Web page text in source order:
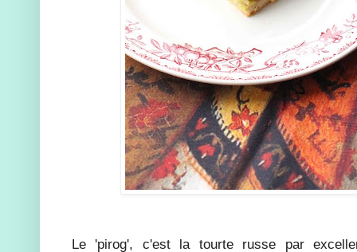
Le 'pirog', c'est la tourte russe par